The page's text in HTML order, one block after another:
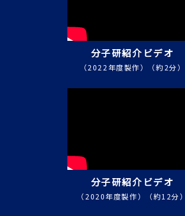
2023-10-20
ム
パズルのように
〜曲がった炭素
合成〜
術交流セミナー
～ 分子構造解
用 ～
分子研紹介ビデオ
（2022年度製作）（約2分）
分子研紹介ビデオ
（2020年度製作）（約12分）